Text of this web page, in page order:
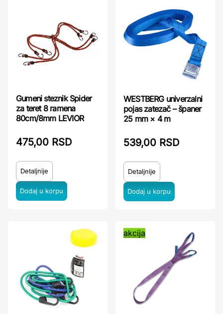
Gumeni steznik Spider
za teret 8 ramena
80cm/8mm LEVIOR
475,00 RSD
Detaljnije
WESTBERG univerzalni
pojas zatezač – španer
25 mm × 4 m
539,00 RSD
Detaljnije
akcija